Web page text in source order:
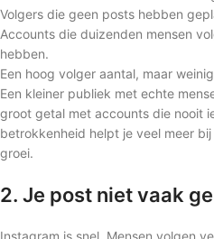
Volgers die geen posts hebben
Accounts die duizenden mensen
hebben.
Een hoog volger aantal, maar
Een kleiner publiek met echte
groot getal met accounts die nooit
betrokkenheid helpt je veel meer
groei.
2. Je post niet vaak
Instagram is snel. Mensen volgen